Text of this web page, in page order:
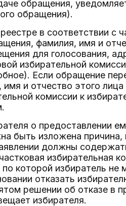
обращения,
обращения).
в соответствии с
фамилия, имя и
для голосования,
избирательной
Если обращение
и отчество этого
комиссии к
о предоставлении
быть изложена причина,
должны
избирательная
которой избиратель
отказать
решении об отказе в
избирателя.